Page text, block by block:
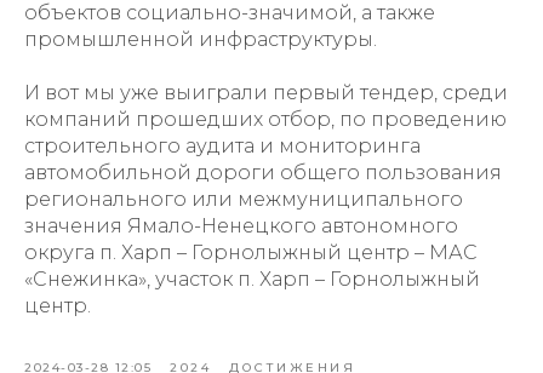
объектов социально-значимой, а также
промышленной инфраструктуры.
И вот мы уже выиграли первый тендер, среди
компаний прошедших отбор, по проведению
строительного аудита и мониторинга
автомобильной дороги общего пользования
регионального или межмуниципального
значения Ямало-Ненецкого автономного
округа п. Харп – Горнолыжный центр – МАС
«Снежинка», участок п. Харп – Горнолыжный
центр.
2024-03-28 12:05 2024 ДОСТИЖЕНИЯ